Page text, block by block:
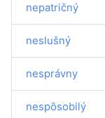
nepatričný
neslušný
nesprávny
nespôsobilý